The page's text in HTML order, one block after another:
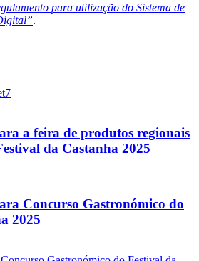
para utilização do Sistema de
.
7
a feira de produtos regionais
da Castanha 2025
Concurso Gastronómico do
2025